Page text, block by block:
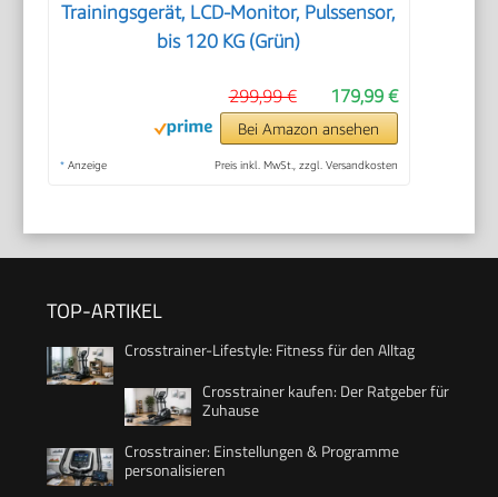
Trainingsgerät, LCD-Monitor, Pulssensor,
bis 120 KG (Grün)
179,99 €
299,99 €
Bei Amazon ansehen
* Anzeige Preis inkl. MwSt., zzgl. Versandkosten
TOP-ARTIKEL
Crosstrainer-Lifestyle: Fitness für den Alltag
Crosstrainer kaufen: Der Ratgeber für
Zuhause
Crosstrainer: Einstellungen & Programme
personalisieren